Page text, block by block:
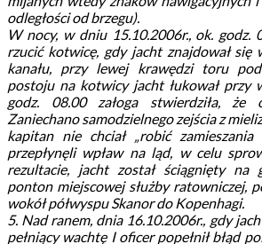
odległości od brzegu).
W nocy, w dniu 15.10.2006r., ok. godz.
rzucić kotwicę, gdy jacht znajdował się
kanału, przy lewej krawędzi toru
postoju na kotwicy jacht łukował przy
godz. 08.00 załoga stwierdziła, że
Zaniechano samodzielnego zejścia z
kapitan nie chciał „robić
przepłynęli wpław na ląd, w celu
rezultacie, jacht został ściągnięty na
ponton miejscowej służby ratowniczej,
wokół półwyspu Skanor do Kopenhagi.
5. Nad ranem, dnia 16.10.2006r., gdy
pełniący wachtę I oficer popełnił błąd